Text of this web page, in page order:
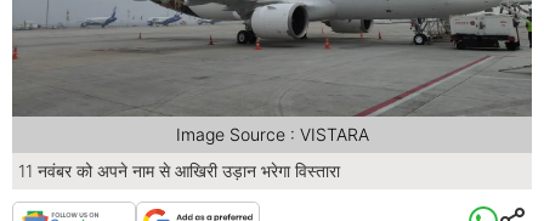
11 नवंबर को अपने नाम से आखिरी उड़ान भरेगा विस्तारा
Image Source : VISTARA